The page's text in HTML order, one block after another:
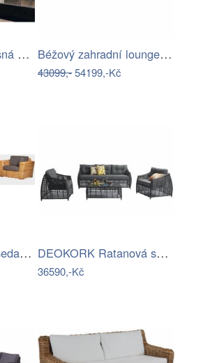
Myyour PUSH luxusná sedacia súprava -… Béžový zahradní lounge set Aroa –…
43099,-54199,-Kč
FaKOPA TOSCA - sedací souprava Lucy Mdum DEOKORK Ratanová sestava CHARLOTTE …
36590,-Kč